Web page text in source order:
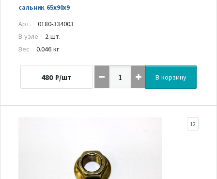
сальник 65х90х9
Арт.
0180-334003
В узле
2 шт.
Вес
0.046 кг
480 ₽/шт В корзину
12